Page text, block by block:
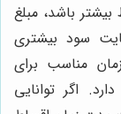
باشد، مبلغ
سود بیشتری
مناسب برای
اگر توانایی